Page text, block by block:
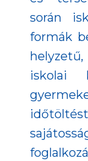
során
formák
iskolai